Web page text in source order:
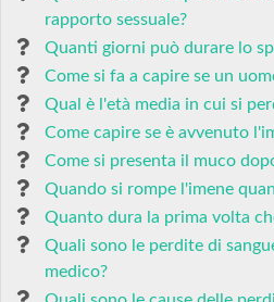
rapporto sessuale?
Quanti giorni può durare lo
Come si fa a capire se un
Qual è l'età media in cui si
Come capire se è avvenuto
Come si presenta il muco
Quando si rompe l'imene
Quanto dura la prima volta
Quali sono le perdite di
medico?